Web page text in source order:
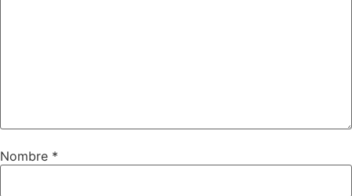
Nombre *